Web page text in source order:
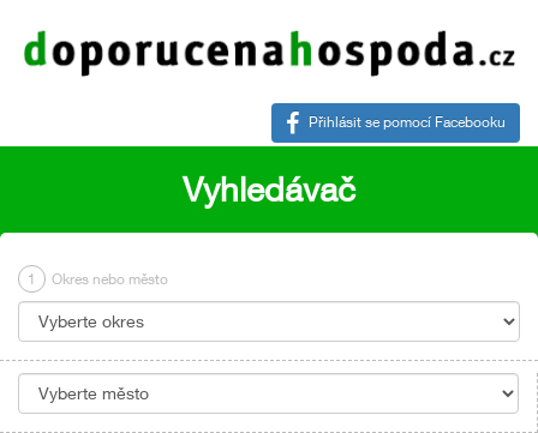
Přihlásit se pomocí Facebooku
Vyhledávač
1 Okres nebo město